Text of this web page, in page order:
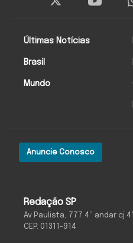
Redação SP
Av Paulista, 777 4º andar cj
CEP: 01311-914
Anuncie Conosco
Últimas Notícias
Brasil
Mundo